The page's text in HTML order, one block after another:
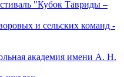
"Кубок Тавриды –
и сельских команд -
академия имени А. Н.